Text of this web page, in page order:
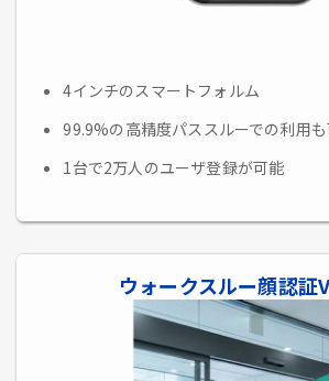
4インチのスマートフォルム
99.9%の高精度パススルーでの利用
1台で2万人のユーザ登録が可能
ウォークスルー顔認証